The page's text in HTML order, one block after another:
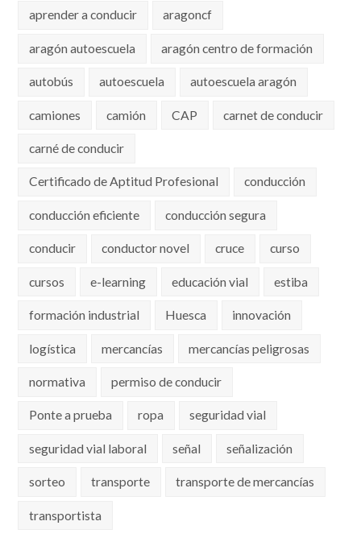
aprender a conducir aragoncf
aragón autoescuela aragón centro de formación
autobús autoescuela autoescuela aragón
camiones camión CAP carnet de conducir
carné de conducir
Certificado de Aptitud Profesional conducción
conducción eficiente conducción segura
conducir conductor novel cruce curso
cursos e-learning educación vial estiba
formación industrial Huesca innovación
logística mercancías mercancías peligrosas
normativa permiso de conducir
Ponte a prueba ropa seguridad vial
seguridad vial laboral señal señalización
sorteo transporte transporte de mercancías
transportista